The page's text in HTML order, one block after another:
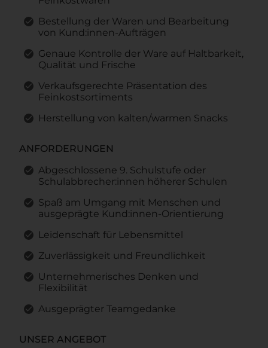
Bestellung der Waren und Bearbeitung
von Kund:innen-Aufträgen
Genaue Kontrolle der Ware auf Haltbarkeit,
Qualität und Frische
Verkaufsgerechte Präsentation des
Feinkostsortiments
Herstellung von kalten/warmen Snacks
ANFORDERUNGEN
Abgeschlossene 9. Schulstufe oder
Schulabbrecher:innen höherer Schulen
Spaß am Umgang mit Menschen und
ausgeprägte Kund:innen-Orientierung
Leidenschaft für Lebensmittel
Zuverlässigkeit und Freundlichkeit
Unternehmerisches Denken und
Flexibilität
Ausgeprägter Teamgedanke
UNSER ANGEBOT